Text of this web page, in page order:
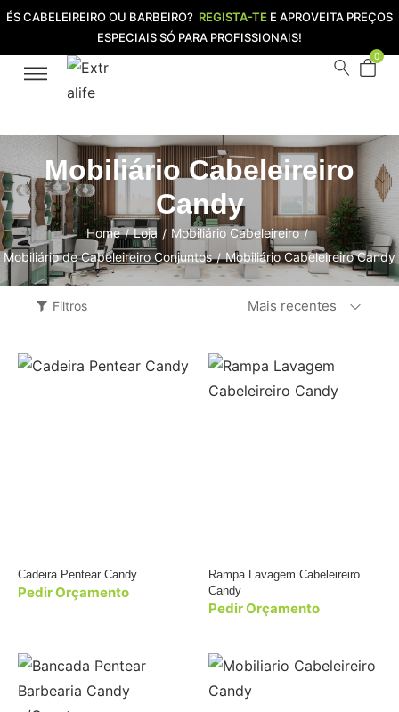
ÉS CABELEIREIRO OU BARBEIRO? REGISTA-TE E APROVEITA PREÇOS
ESPECIAIS SÓ PARA PROFISSIONAIS!
0
Mobiliário Cabeleireiro
Candy
Home / Loja / Mobiliário Cabeleireiro /
Mobiliário de Cabeleireiro Conjuntos / Mobiliário Cabeleireiro Candy
Filtros Mais recentes
Cadeira Pentear Candy
Pedir Orçamento
Rampa Lavagem Cabeleireiro
Candy
Pedir Orçamento